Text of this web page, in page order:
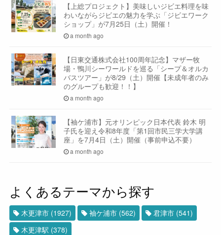
【上総プロジェクト】美味しいジビエ料理を味
わいながらジビエの魅力を学ぶ「ジビエワーク
ショップ」が7月25日（土）開催！
a month ago
【日東交通株式会社100周年記念】マザー牧
場・鴨川シーワールドを巡る「シープ＆オルカ
バスツアー」が8/29（土）開催【未成年者のみ
のグループも歓迎！！】
a month ago
【袖ケ浦市】元オリンピック日本代表 鈴木 明
子氏を迎え令和8年度「第1回市民三学大学講
座」を7月4日（土）開催（事前申込不要）
a month ago
よくあるテーマから探す
木更津市 (1927) 袖ケ浦市 (562) 君津市 (541)
木更津駅 (378)